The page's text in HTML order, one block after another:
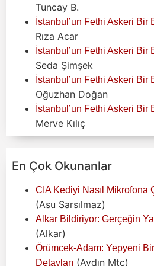
Tuncay B.
İstanbul’un Fethi Askeri Bir
Rıza Acar
İstanbul’un Fethi Askeri Bir
Seda Şimşek
İstanbul’un Fethi Askeri Bir
Oğuzhan Doğan
İstanbul’un Fethi Askeri Bir
Merve Kılıç
En Çok Okunanlar
CIA Kediyi Nasıl Mikrofona
(Asu Sarsılmaz)
Alkar Bildiriyor: Gerçeğin
(Alkar)
Örümcek-Adam: Yepyeni
Detayları (Aydın Mtc)